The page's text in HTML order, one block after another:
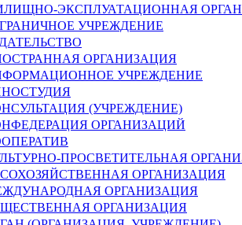
ЭКСПЛУАТАЦИОННАЯ
УЧРЕЖДЕНИЕ
ОРГАНИЗАЦИЯ
УЧРЕЖДЕНИЕ
(УЧРЕЖДЕНИЕ)
ОРГАНИЗАЦИЙ
ПРОСВЕТИТЕЛЬНАЯ
ОРГАНИЗАЦИЯ
ОРГАНИЗАЦИЯ
ОРГАНИЗАЦИЯ